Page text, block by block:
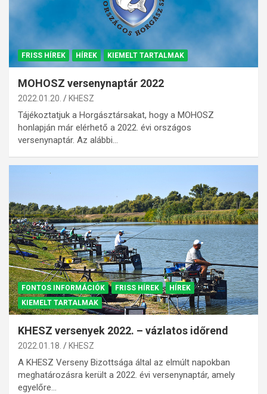
FRISS HÍREK HÍREK KIEMELT TARTALMAK
MOHOSZ versenynaptár 2022
2022.01.20. KHESZ
Tájékoztatjuk a Horgásztársakat, hogy a MOHOSZ
honlapján már elérhető a 2022. évi országos
versenynaptár. Az alábbi…
FONTOS INFORMÁCIÓK FRISS HÍREK
HÍREK
KIEMELT TARTALMAK
KHESZ versenyek 2022. – vázlatos időrend
2022.01.18. KHESZ
A KHESZ Verseny Bizottsága által az elmúlt napokban
meghatározásra került a 2022. évi versenynaptár, amely
egyelőre…